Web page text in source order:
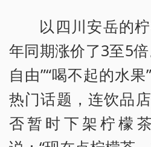
以四川安岳的
年同期涨价了3至5
自由”“喝不起的水
热门话题，连饮品
否暂时下架柠檬